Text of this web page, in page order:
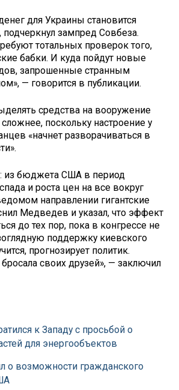
для Украины становится
зампред Совбеза.
тотальных проверок того,
бабки. И куда пойдут новые
запрошенные странным
— говорится в публикации.
средства на вооружение
поскольку настроение у
«начнет разворачиваться в
из бюджета США в период
и роста цен на все вокруг
направлении гигантские
Медведев и указал, что эффект
до тех пор, пока в конгрессе не
поддержку киевского
прогнозирует политик.
своих друзей», — заключил
к Западу с просьбой о
для энергообъектов
о возможности гражданского